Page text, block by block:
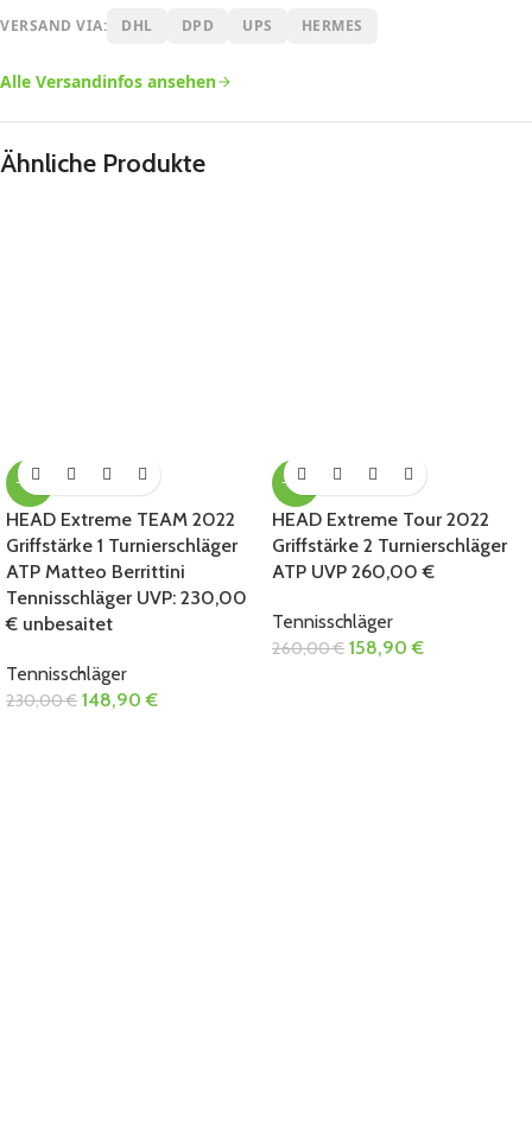
VERSAND VIA: DHL DPD UPS HERMES
Alle Versandinfos ansehen
Ähnliche Produkte
-35%
HEAD Extreme TEAM 2022
Griffstärke 1 Turnierschläger
ATP Matteo Berrittini
Tennisschläger UVP: 230,00
€ unbesaitet
Tennisschläger
230,00€ 148,90€
-39%
HEAD Extreme Tour 2022
Griffstärke 2 Turnierschläger
ATP UVP 260,00 €
Tennisschläger
260,00€ 158,90€